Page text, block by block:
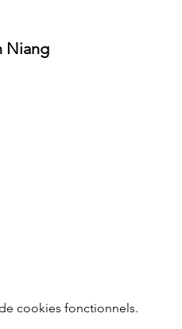
Niang
cookies fonctionnels.